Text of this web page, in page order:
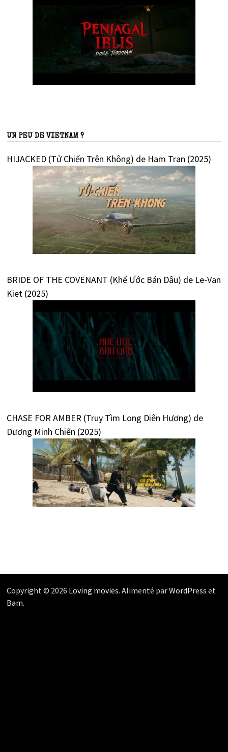
UN PEU DE VIETNAM ?
HIJACKED (Tử Chiến Trên Không) de Ham Tran (2025)
BRIDE OF THE COVENANT (Khế Ước Bán Dâu) de Le-Van
Kiet (2025)
CHASE FOR AMBER (Truy Tìm Long Diên Hương) de
Dương Minh Chiến (2025)
Copyright © 2026 Loving movies. Alimenté parWordPress et
Bam.